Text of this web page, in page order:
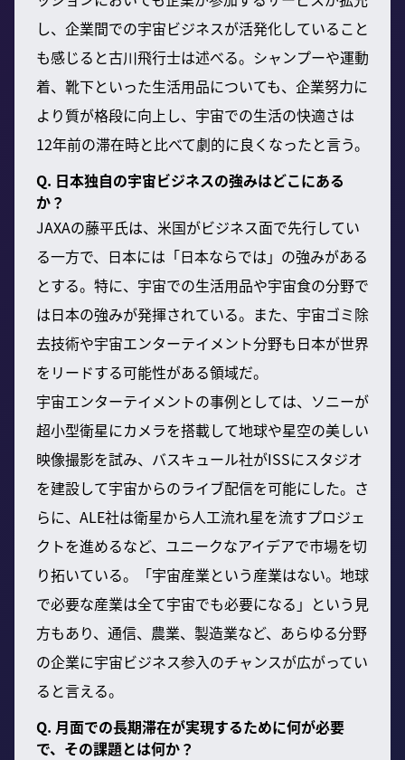
し、企業間での宇宙ビジネスが活発化していること
も感じると古川飛行士は述べる。シャンプーや運動
着、靴下といった生活用品についても、企業努力に
より質が格段に向上し、宇宙での生活の快適さは
12年前の滞在時と比べて劇的に良くなったと言う。
Q. 日本独自の宇宙ビジネスの強みはどこにある
か？
JAXAの藤平氏は、米国がビジネス面で先行してい
る一方で、日本には「日本ならでは」の強みがある
とする。特に、宇宙での生活用品や宇宙食の分野で
は日本の強みが発揮されている。また、宇宙ゴミ除
去技術や宇宙エンターテイメント分野も日本が世界
をリードする可能性がある領域だ。
宇宙エンターテイメントの事例としては、ソニーが
超小型衛星にカメラを搭載して地球や星空の美しい
映像撮影を試み、バスキュール社がISSにスタジオ
を建設して宇宙からのライブ配信を可能にした。さ
らに、ALE社は衛星から人工流れ星を流すプロジェ
クトを進めるなど、ユニークなアイデアで市場を切
り拓いている。「宇宙産業という産業はない。地球
で必要な産業は全て宇宙でも必要になる」という見
方もあり、通信、農業、製造業など、あらゆる分野
の企業に宇宙ビジネス参入のチャンスが広がってい
ると言える。
Q. 月面での長期滞在が実現するために何が必要
で、その課題とは何か？